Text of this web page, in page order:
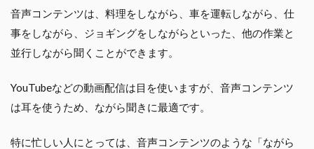
音声コンテンツは、料理をしながら、車を運転しながら、仕
事をしながら、ジョギングをしながらといった、他の作業と
並行しながら聞くことができます。
YouTubeなどの動画配信は目を使いますが、音声コンテンツ
は耳を使うため、ながら聞きに最適です。
特に忙しい人にとっては、音声コンテンツのような「ながら